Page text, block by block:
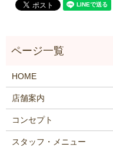
HOME
店舗案内
コンセプト
スタッフ・メニュー